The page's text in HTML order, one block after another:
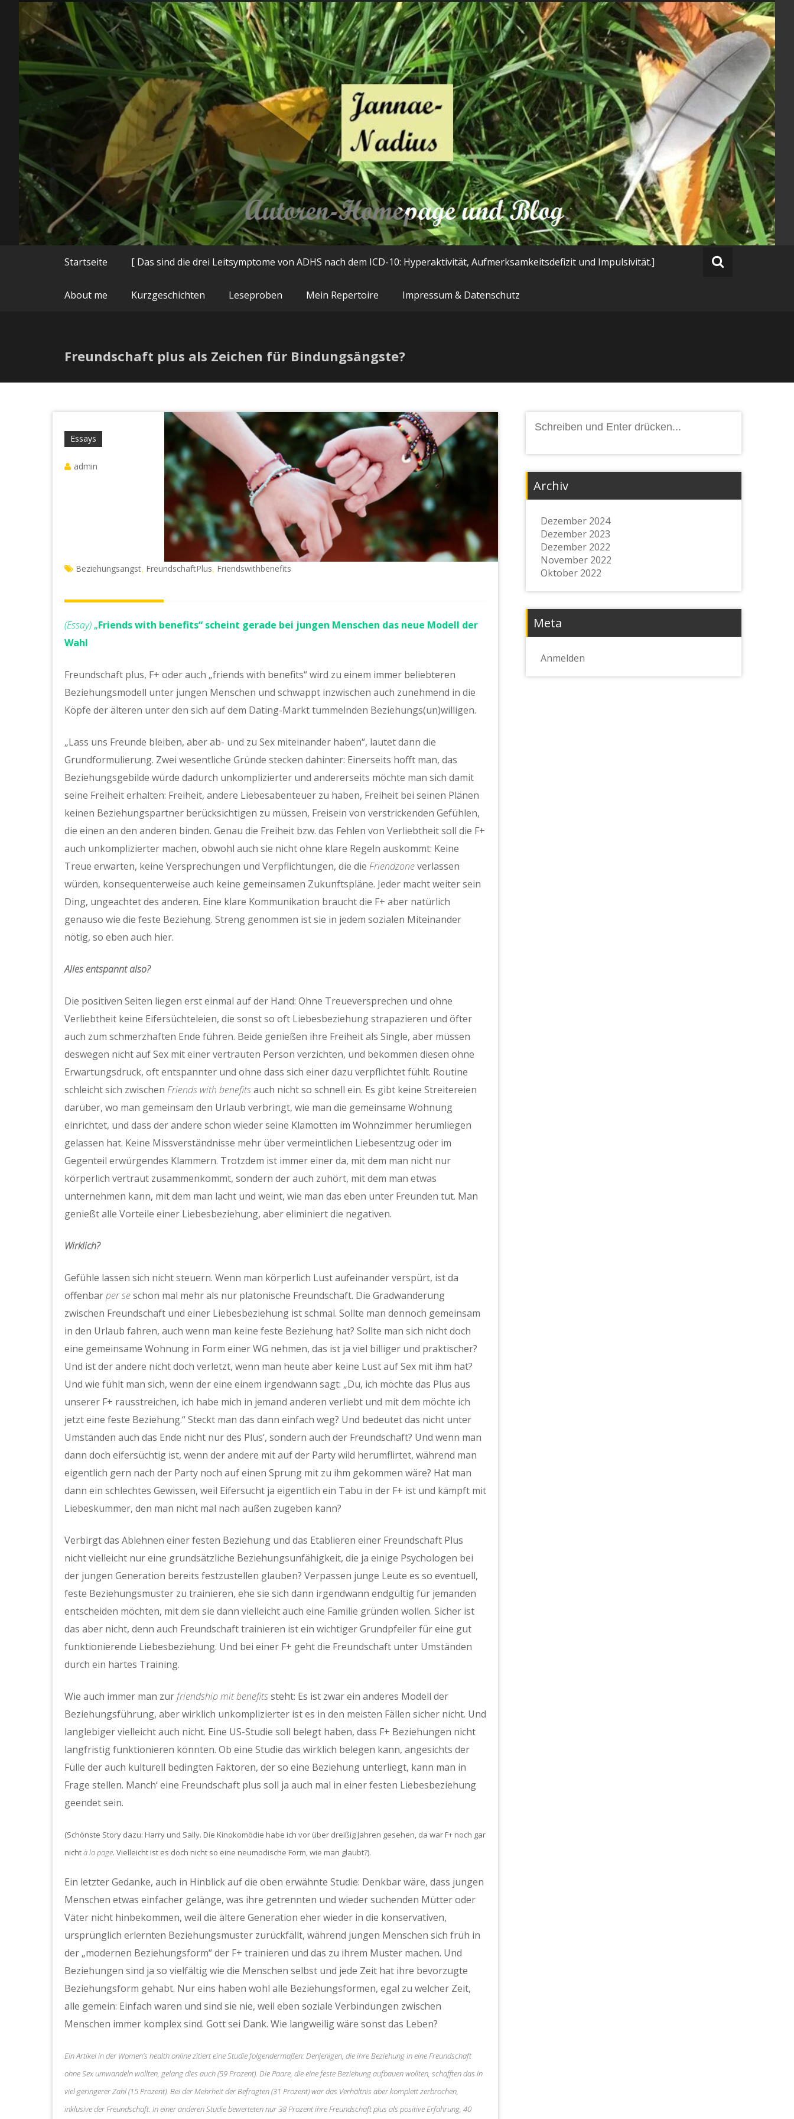
Zum
springen
Autorenhomepage und Blog
Startseite [ Das sind die drei Leitsymptome von ADHS nach dem ICD-10: Hyperaktivität, Aufmerksamkeitsdefizit und Impulsivität.]
About me Kurzgeschichten Leseproben Mein Repertoire Impressum & Datenschutz
Freundschaft plus als Zeichen für Bindungsängste?
Essays
admin
Beziehungsangst FreundschaftPlus Friendswithbenefits
(Essay) „Friends with benefits“ scheint gerade bei jungen Menschen das neue Modell der
Wahl
Freundschaft plus, F+ oder auch „friends with benefits“ wird zu einem immer beliebteren
Beziehungsmodell unter jungen Menschen und schwappt inzwischen auch zunehmend in die
Köpfe der älteren unter den sich auf dem Dating-Markt tummelnden Beziehungs(un)willigen.
„Lass uns Freunde bleiben, aber ab- und zu Sex miteinander haben“, lautet dann die
Grundformulierung. Zwei wesentliche Gründe stecken dahinter: Einerseits hofft man, das
Beziehungsgebilde würde dadurch unkomplizierter und andererseits möchte man sich damit
seine Freiheit erhalten: Freiheit, andere Liebesabenteuer zu haben, Freiheit bei seinen Plänen
keinen Beziehungspartner berücksichtigen zu müssen, Freisein von verstrickenden Gefühlen,
die einen an den anderen binden. Genau die Freiheit bzw. das Fehlen von Verliebtheit soll die F+
auch unkomplizierter machen, obwohl auch sie nicht ohne klare Regeln auskommt: Keine
Treue erwarten, keine Versprechungen und Verpflichtungen, die die Friendzoneverlassen
würden, konsequenterweise auch keine gemeinsamen Zukunftspläne. Jeder macht weiter sein
Ding, ungeachtet des anderen. Eine klare Kommunikation braucht die F+ aber natürlich
genauso wie die feste Beziehung. Streng genommen ist sie in jedem sozialen Miteinander
nötig, so eben auch hier.
Alles entspannt also?
Die positiven Seiten liegen erst einmal auf der Hand: Ohne Treueversprechen und ohne
Verliebtheit keine Eifersüchteleien, die sonst so oft Liebesbeziehung strapazieren und öfter
auch zum schmerzhaften Ende führen. Beide genießen ihre Freiheit als Single, aber müssen
deswegen nicht auf Sex mit einer vertrauten Person verzichten, und bekommen diesen ohne
Erwartungsdruck, oft entspannter und ohne dass sich einer dazu verpflichtet fühlt. Routine
schleicht sich zwischen Friends with benefitsauch nicht so schnell ein. Es gibt keine Streitereien
darüber, wo man gemeinsam den Urlaub verbringt, wie man die gemeinsame Wohnung
einrichtet, und dass der andere schon wieder seine Klamotten im Wohnzimmer herumliegen
gelassen hat. Keine Missverständnisse mehr über vermeintlichen Liebesentzug oder im
Gegenteil erwürgendes Klammern. Trotzdem ist immer einer da, mit dem man nicht nur
körperlich vertraut zusammenkommt, sondern der auch zuhört, mit dem man etwas
unternehmen kann, mit dem man lacht und weint, wie man das eben unter Freunden tut. Man
genießt alle Vorteile einer Liebesbeziehung, aber eliminiert die negativen.
Wirklich?
Gefühle lassen sich nicht steuern. Wenn man körperlich Lust aufeinander verspürt, ist da
offenbarper seschon mal mehr als nur platonische Freundschaft. Die Gradwanderung
zwischen Freundschaft und einer Liebesbeziehung ist schmal. Sollte man dennoch gemeinsam
in den Urlaub fahren, auch wenn man keine feste Beziehung hat? Sollte man sich nicht doch
eine gemeinsame Wohnung in Form einer WG nehmen, das ist ja viel billiger und praktischer?
Und ist der andere nicht doch verletzt, wenn man heute aber keine Lust auf Sex mit ihm hat?
Und wie fühlt man sich, wenn der eine einem irgendwann sagt: „Du, ich möchte das Plus aus
unserer F+ rausstreichen, ich habe mich in jemand anderen verliebt und mit dem möchte ich
jetzt eine feste Beziehung.“ Steckt man das dann einfach weg? Und bedeutet das nicht unter
Umständen auch das Ende nicht nur des Plus‘, sondern auch der Freundschaft? Und wenn man
dann doch eifersüchtig ist, wenn der andere mit auf der Party wild herumflirtet, während man
eigentlich gern nach der Party noch auf einen Sprung mit zu ihm gekommen wäre? Hat man
dann ein schlechtes Gewissen, weil Eifersucht ja eigentlich ein Tabu in der F+ ist und kämpft mit
Liebeskummer, den man nicht mal nach außen zugeben kann?
Verbirgt das Ablehnen einer festen Beziehung und das Etablieren einer Freundschaft Plus
nicht vielleicht nur eine grundsätzliche Beziehungsunfähigkeit, die ja einige Psychologen bei
der jungen Generation bereits festzustellen glauben? Verpassen junge Leute es so eventuell,
feste Beziehungsmuster zu trainieren, ehe sie sich dann irgendwann endgültig für jemanden
entscheiden möchten, mit dem sie dann vielleicht auch eine Familie gründen wollen. Sicher ist
das aber nicht, denn auch Freundschaft trainieren ist ein wichtiger Grundpfeiler für eine gut
funktionierende Liebesbeziehung. Und bei einer F+ geht die Freundschaft unter Umständen
durch ein hartes Training.
Wie auch immer man zurfriendship mit benefitssteht: Es ist zwar ein anderes Modell der
Beziehungsführung, aber wirklich unkomplizierter ist es in den meisten Fällen sicher nicht. Und
langlebiger vielleicht auch nicht. Eine US-Studie soll belegt haben, dass F+ Beziehungen nicht
langfristig funktionieren könnten. Ob eine Studie das wirklich belegen kann, angesichts der
Fülle der auch kulturell bedingten Faktoren, der so eine Beziehung unterliegt, kann man in
Frage stellen. Manch‘ eine Freundschaft plus soll ja auch mal in einer festen Liebesbeziehung
geendet sein.
(Schönste Story dazu: Harry und Sally. Die Kinokomödie habe ich vor über dreißig Jahren gesehen, da war F+ noch gar
nichtà la page. Vielleicht ist es doch nicht so eine neumodische Form, wie man glaubt?).
Ein letzter Gedanke, auch in Hinblick auf die oben erwähnte Studie: Denkbar wäre, dass jungen
Menschen etwas einfacher gelänge, was ihre getrennten und wieder suchenden Mütter oder
Väter nicht hinbekommen, weil die ältere Generation eher wieder in die konservativen,
ursprünglich erlernten Beziehungsmuster zurückfällt, während jungen Menschen sich früh in
der „modernen Beziehungsform“ der F+ trainieren und das zu ihrem Muster machen. Und
Beziehungen sind ja so vielfältig wie die Menschen selbst und jede Zeit hat ihre bevorzugte
Beziehungsform gehabt. Nur eins haben wohl alle Beziehungsformen, egal zu welcher Zeit,
alle gemein: Einfach waren und sind sie nie, weil eben soziale Verbindungen zwischen
Menschen immer komplex sind. Gott sei Dank. Wie langweilig wäre sonst das Leben?
Ein Artikel in der Women’s health online zitiert eine Studie folgendermaßen: Denjenigen, die ihre Beziehung in eine Freundschaft
ohne Sex umwandeln wollten, gelang dies auch (59 Prozent). Die Paare, die eine feste Beziehung aufbauen wollten, schafften das in
viel geringerer Zahl (15 Prozent). Bei der Mehrheit der Befragten (31 Prozent) war das Verhältnis aber komplett zerbrochen,
inklusive der Freundschaft. In einer anderen Studie bewerteten nur 38 Prozent ihre Freundschaft plus als positive Erfahrung, 40
nach:
Archiv
Dezember 2024
Dezember 2023
Dezember 2022
November 2022
Oktober 2022
Meta
Anmelden